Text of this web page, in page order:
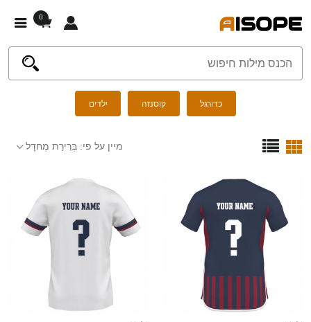
0
כדורגל קוסנזה ילדים
מיין על פי: בְּרִירַת מֶחדָל